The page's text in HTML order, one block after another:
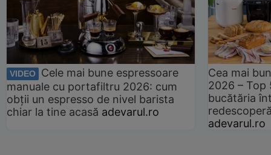
VIDEO
Cele mai bune espressoare
manuale cu portafiltru 2026: cum
obții un espresso de nivel barista
chiar la tine acasă adevarul.ro
Cea mai
2026 –
bucătăria
adevarul.ro